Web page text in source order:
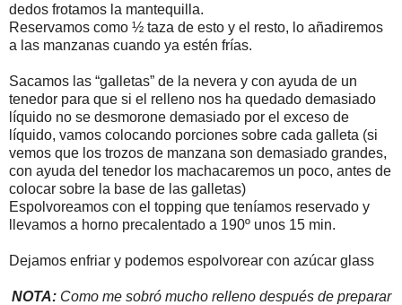
dedos frotamos la mantequilla.
Reservamos como ½ taza de esto y el resto, lo añadiremos
a las manzanas cuando ya estén frías.
Sacamos las “galletas” de la nevera y con ayuda de un
tenedor para que si el relleno nos ha quedado demasiado
líquido no se desmorone demasiado por el exceso de
líquido, vamos colocando porciones sobre cada galleta (si
vemos que los trozos de manzana son demasiado grandes,
con ayuda del tenedor los machacaremos un poco, antes de
colocar sobre la base de las galletas)
Espolvoreamos con el topping que teníamos reservado y
llevamos a horno precalentado a 190º unos 15 min.
Dejamos enfriar y podemos espolvorear con azúcar glass
NOTA:Como me sobró mucho relleno después de preparar